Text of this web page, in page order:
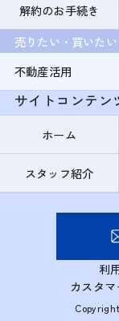
解約のお手続き
売りたい・買いたい
不動産活用
サイトコンテン
ホーム
スタッフ紹介
利
カスタ